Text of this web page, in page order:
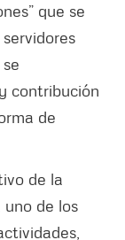
que se
contribución
de
de la
uno de los